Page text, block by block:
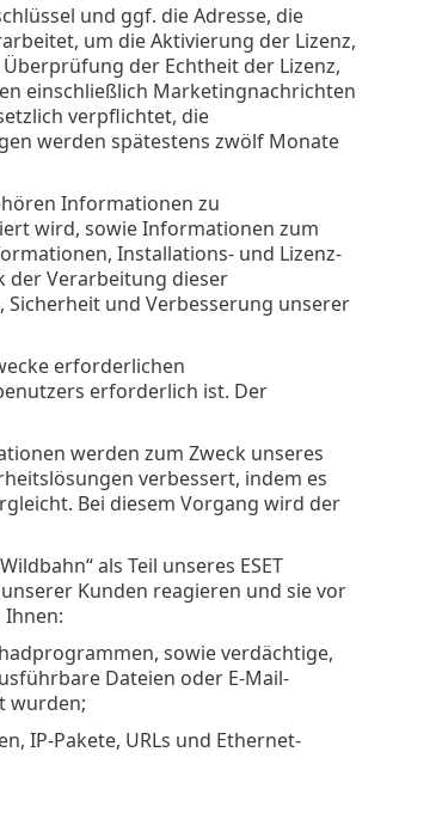
und ggf. die Adresse, die
um die Aktivierung der Lizenz,
der Echtheit der Lizenz,
einschließlich Marketingnachrichten
verpflichtet, die
werden spätestens zwölf Monate
Informationen zu
wird, sowie Informationen zum
Installations- und Lizenz-
der Verarbeitung dieser
und Verbesserung unserer
erforderlichen
erforderlich ist. Der
werden zum Zweck unseres
verbessert, indem es
Bei diesem Vorgang wird der
als Teil unseres ESET
Kunden reagieren und sie vor
sowie verdächtige,
Dateien oder E-Mail-
wurden;
IP-Pakete, URLs und Ethernet-